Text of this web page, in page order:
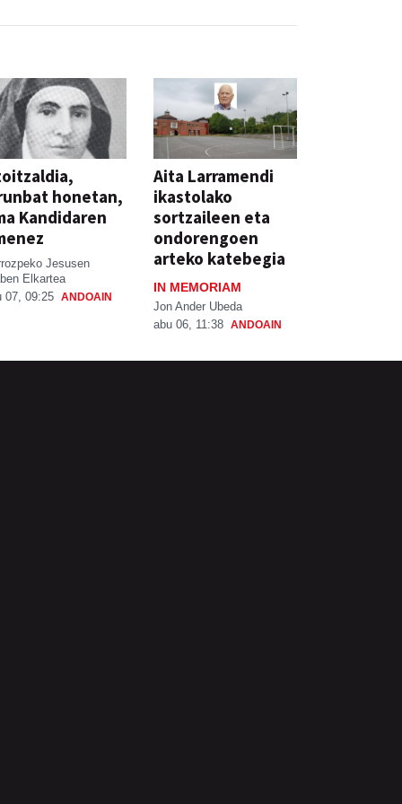
honetan,
Kandidaren
Jesusen
Elkartea
07, 09:25 ANDOAIN
Aita Larramendi
ikastolako
sortzaileen eta
ondorengoen
arteko katebegia
IN MEMORIAM
Jon Ander Ubeda
abu 06, 11:38 ANDOAIN